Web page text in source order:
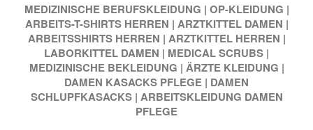
MEDIZINISCHE BERUFSKLEIDUNG | OP-KLEIDUNG |
ARBEITS-T-SHIRTS HERREN | ARZTKITTEL DAMEN |
ARBEITSSHIRTS HERREN | ARZTKITTEL HERREN |
LABORKITTEL DAMEN | MEDICAL SCRUBS |
MEDIZINISCHE BEKLEIDUNG | ÄRZTE KLEIDUNG |
DAMEN KASACKS PFLEGE | DAMEN
SCHLUPFKASACKS | ARBEITSKLEIDUNG DAMEN
PFLEGE